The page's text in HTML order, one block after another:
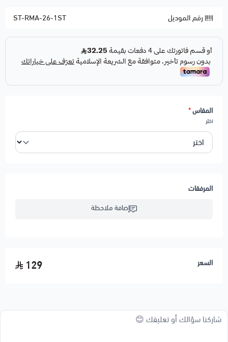
مناسب للتشجيع وحضور المباريات والمناسبات الرياضية
ألوان ثابتة لا تبهت مع الغسيل المتكرر
اطلب تيشيرت ريال مدريد الأساسي الآن واحصل على توصيل سريع
لجميع مناطق المملكة.
ملاحظات:
لاختيار خدمة اضافة شعار
رقم الموديل ST-RMA-26-1ST
المقاس*
اختر
المرفقات
إضافة ملاحظة
السعر 129